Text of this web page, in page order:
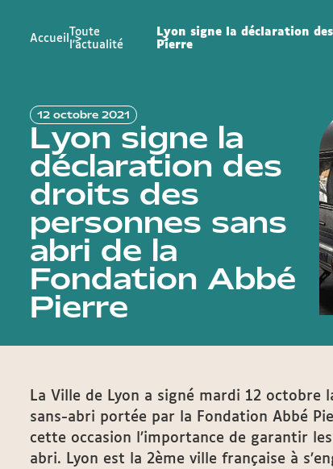
Accueil
Toute
l'actualité
Lyon signe la déclaration
Pierre
12 octobre 2021
Lyon signe la
déclaration des
droits des
personnes sans
abri de la
Fondation Abbé
Pierre
La Ville de Lyon a signé mardi 12 octobre
sans-abri portée par la Fondation Abbé
cette occasion l’importance de garantir
abri. Lyon est la 2ème ville française à